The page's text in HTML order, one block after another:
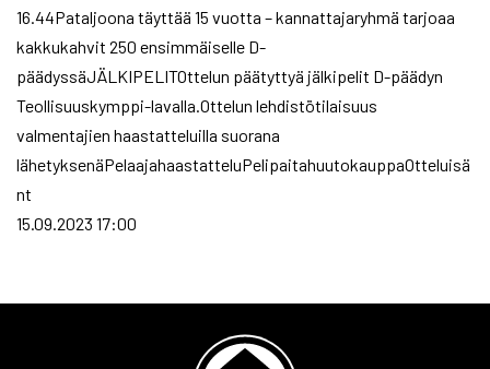
16.44Pataljoona täyttää 15 vuotta – kannattajaryhmä tarjoaa
kakkukahvit 250 ensimmäiselle D-
päädyssäJÄLKIPELITOttelun päätyttyä jälkipelit D-päädyn
Teollisuuskymppi-lavalla.Ottelun lehdistötilaisuus
valmentajien haastatteluilla suorana
lähetyksenäPelaajahaastatteluPelipaitahuutokauppaOtteluisä
nt
15.09.2023 17:00